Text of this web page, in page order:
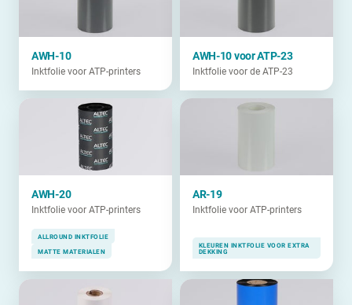
AWH-10
Inktfolie voor ATP-printers
AWH-10 voor ATP-23
Inktfolie voor de ATP-23
AWH-20
Inktfolie voor ATP-printers
ALLROUND INKTFOLIE
MATTE MATERIALEN
AR-19
Inktfolie voor ATP-printers
KLEUREN INKTFOLIE VOOR EXTRA
DEKKING